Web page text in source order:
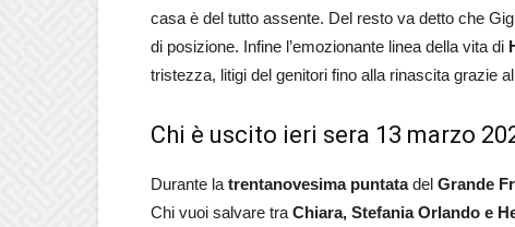
casa è del tutto assente. Del resto va detto che
di posizione. Infine l’emozionante linea della vita di
tristezza, litigi del genitori fino alla rinascita grazie
Chi è uscito ieri sera 13 marzo
Durante la trentanovesima puntatadel Grande
Chi vuoi salvare tra Chiara, Stefania Orlando e